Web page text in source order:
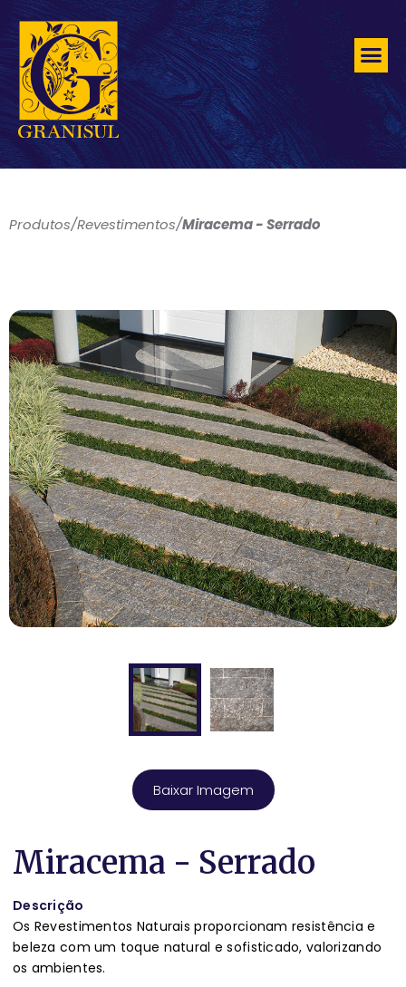
Produtos/Revestimentos/Miracema - Serrado
Baixar Imagem
Miracema - Serrado
Descrição
Os Revestimentos Naturais proporcionam resistência e
beleza com um toque natural e sofisticado, valorizando
os ambientes.